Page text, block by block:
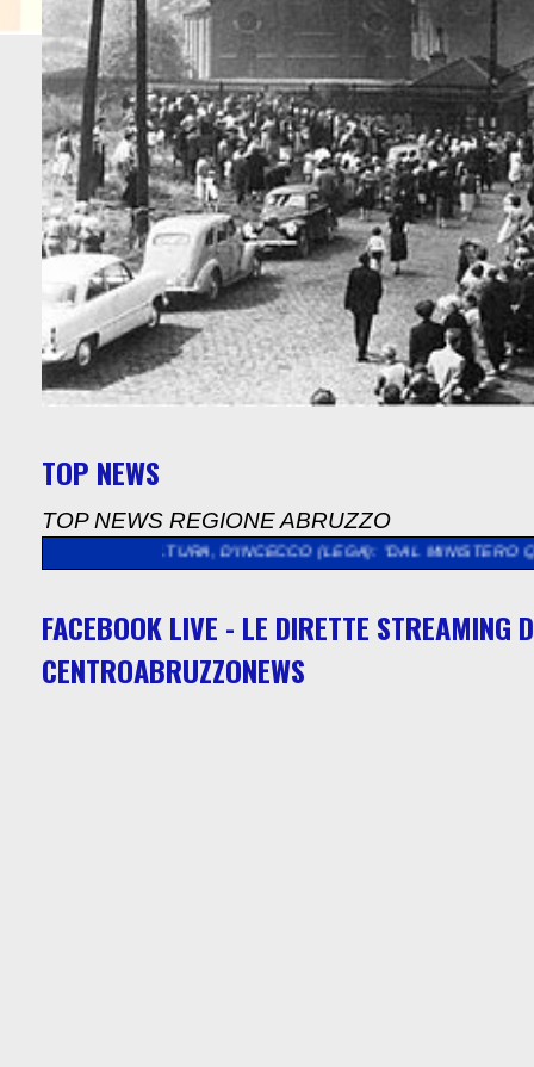
TOP NEWS
TOP NEWS REGIONE ABRUZZO
D'INCECCO (LEGA): "DAL MINISTERO QUASI 5 MILIONI
FACEBOOK LIVE - LE DIRETTE STREAMING
CENTROABRUZZONEWS